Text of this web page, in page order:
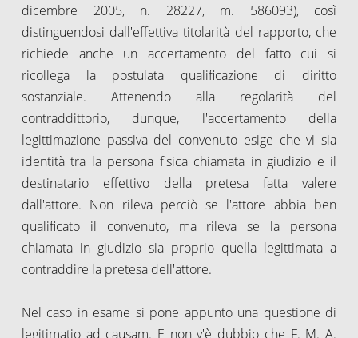
dicembre 2005, n. 28227, m. 586093), così
distinguendosi dall'effettiva titolarità del rapporto, che
richiede anche un accertamento del fatto cui si
ricollega la postulata qualificazione di diritto
sostanziale. Attenendo alla regolarità del
contraddittorio, dunque, l'accertamento della
legittimazione passiva del convenuto esige che vi sia
identità tra la persona fisica chiamata in giudizio e il
destinatario effettivo della pretesa fatta valere
dall'attore. Non rileva perciò se l'attore abbia ben
qualificato il convenuto, ma rileva se la persona
chiamata in giudizio sia proprio quella legittimata a
contraddire la pretesa dell'attore.
Nel caso in esame si pone appunto una questione di
legitimatio ad causam. E non v'è dubbio che F. M. A.